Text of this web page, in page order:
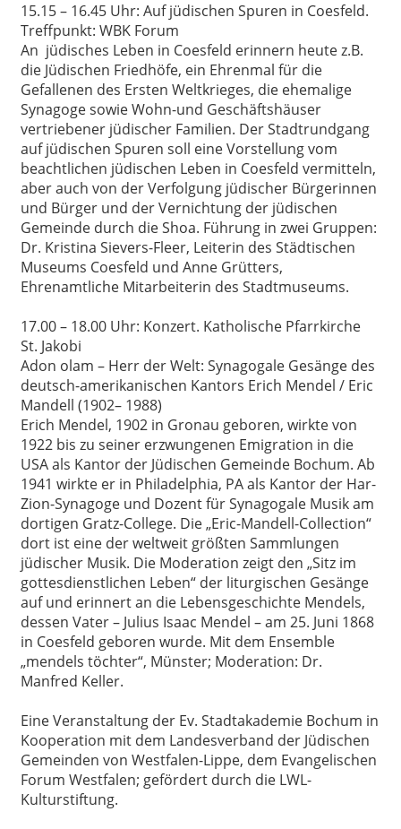
15.15 – 16.45 Uhr: Auf jüdischen Spuren in Coesfeld.
Treffpunkt: WBK Forum
An jüdisches Leben in Coesfeld erinnern heute z.B.
die Jüdischen Friedhöfe, ein Ehrenmal für die
Gefallenen des Ersten Weltkrieges, die ehemalige
Synagoge sowie Wohn-und Geschäftshäuser
vertriebener jüdischer Familien. Der Stadtrundgang
auf jüdischen Spuren soll eine Vorstellung vom
beachtlichen jüdischen Leben in Coesfeld vermitteln,
aber auch von der Verfolgung jüdischer Bürgerinnen
und Bürger und der Vernichtung der jüdischen
Gemeinde durch die Shoa. Führung in zwei Gruppen:
Dr. Kristina Sievers-Fleer, Leiterin des Städtischen
Museums Coesfeld und Anne Grütters,
Ehrenamtliche Mitarbeiterin des Stadtmuseums.
17.00 – 18.00 Uhr: Konzert. Katholische Pfarrkirche
St. Jakobi
Adon olam – Herr der Welt: Synagogale Gesänge des
deutsch-amerikanischen Kantors Erich Mendel / Eric
Mandell (1902– 1988)
Erich Mendel, 1902 in Gronau geboren, wirkte von
1922 bis zu seiner erzwungenen Emigration in die
USA als Kantor der Jüdischen Gemeinde Bochum. Ab
1941 wirkte er in Philadelphia, PA als Kantor der Har-
Zion-Synagoge und Dozent für Synagogale Musik am
dortigen Gratz-College. Die „Eric-Mandell-Collection“
dort ist eine der weltweit größten Sammlungen
jüdischer Musik. Die Moderation zeigt den „Sitz im
gottesdienstlichen Leben“ der liturgischen Gesänge
auf und erinnert an die Lebensgeschichte Mendels,
dessen Vater – Julius Isaac Mendel – am 25. Juni 1868
in Coesfeld geboren wurde. Mit dem Ensemble
„mendels töchter“, Münster; Moderation: Dr.
Manfred Keller.
Eine Veranstaltung der Ev. Stadtakademie Bochum in
Kooperation mit dem Landesverband der Jüdischen
Gemeinden von Westfalen-Lippe, dem Evangelischen
Forum Westfalen; gefördert durch die LWL-
Kulturstiftung.